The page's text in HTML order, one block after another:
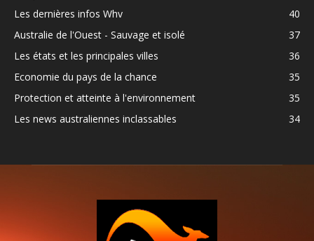
Les dernières infos Whv
40
Australie de l'Ouest - Sauvage et isolé
37
Les états et les principales villes
36
Economie du pays de la chance
35
Protection et atteinte à l'environnement
35
Les news australiennes inclassables
34